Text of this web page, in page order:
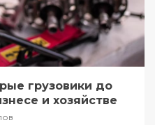
грузовики до
и хозяйстве